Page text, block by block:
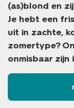
(as)blond en
Je hebt een
uit in zachte,
zomertype?
onmisbaar zijn